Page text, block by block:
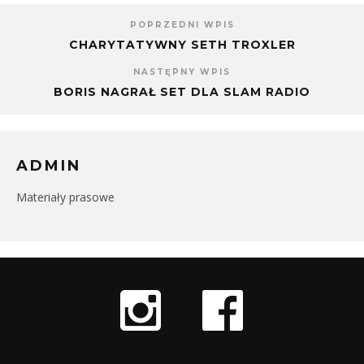
POPRZEDNI WPIS
CHARYTATYWNY SETH TROXLER
NASTĘPNY WPIS
BORIS NAGRAŁ SET DLA SLAM RADIO
ADMIN
Materiały prasowe